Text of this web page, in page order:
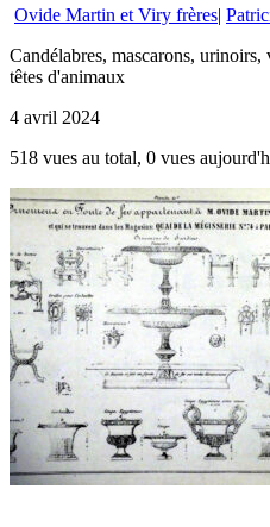
Ovide Martin et Viry frères|
Candélabres, mascarons, urinoirs,
têtes d'animaux
4 avril 2024
518 vues au total, 0 vues